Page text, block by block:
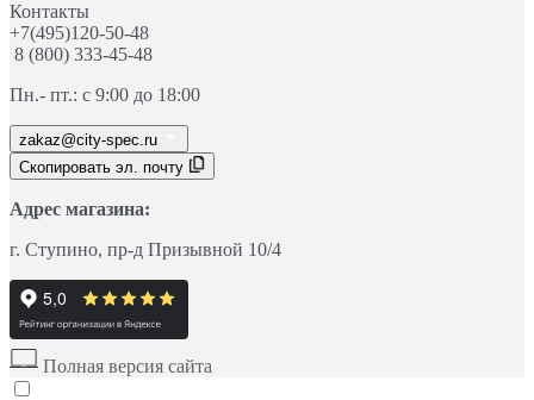
Контакты
+7(495)120-50-48
8 (800) 333-45-48
Пн.- пт.: с 9:00 до 18:00
zakaz@city-spec.ru
Скопировать эл. почту
Адрес магазина:
г. Ступино, пр-д Призывной 10/4
Полная версия сайта